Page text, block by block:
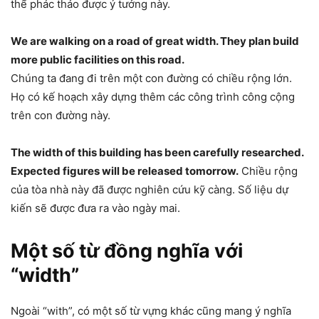
thể phác thảo được ý tưởng này.
We are walking on a road of great width. They plan build
more public facilities on this road.
Chúng ta đang đi trên một con đường có chiều rộng lớn.
Họ có kế hoạch xây dựng thêm các công trình công cộng
trên con đường này.
The width of this building has been carefully researched.
Expected figures will be released tomorrow. Chiều rộng
của tòa nhà này đã được nghiên cứu kỹ càng. Số liệu dự
kiến sẽ được đưa ra vào ngày mai.
Một số từ đồng nghĩa với
“width”
Ngoài “with”, có một số từ vựng khác cũng mang ý nghĩa